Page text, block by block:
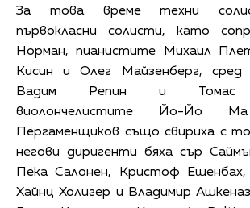
За това време техни
първокласни солисти, като
Норман, пианистите Михаил
Кисин и Олег Майзенберг, сред
Вадим Репин и Томас
виолончелистите Йо-Йо
Пергаменщиков също свириха с
негови диригенти бяха сър
Пека Салонен, Кристоф
Хайнц Холигер и Владимир